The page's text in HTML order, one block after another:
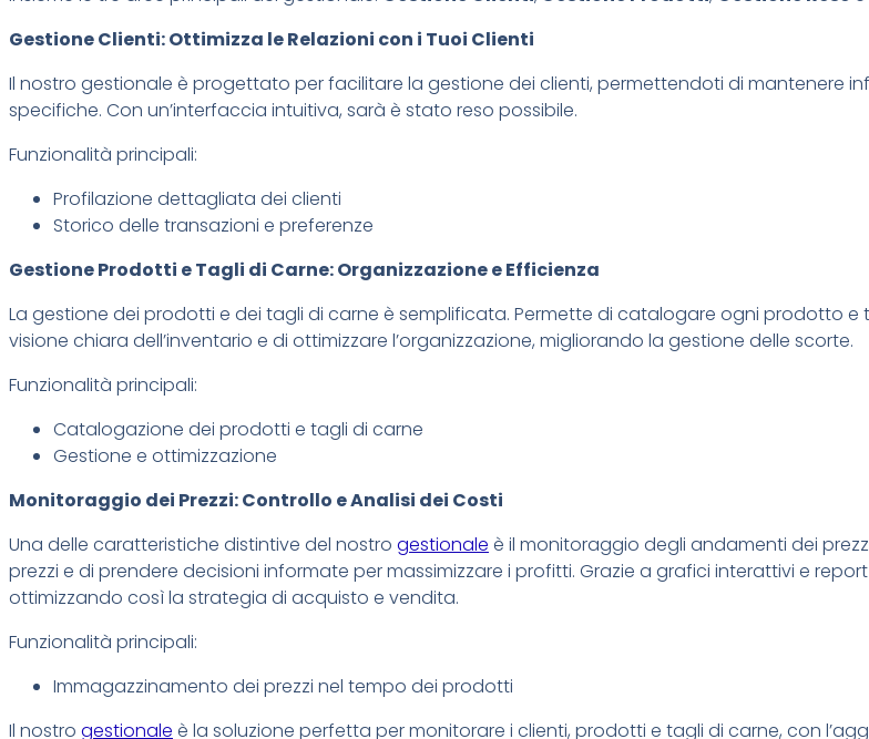
Gestione Clienti: Ottimizza le Relazioni con i Tuoi Clienti
Il nostro gestionale è progettato per facilitare la gestione dei clienti, permettendoti di mantenere
specifiche. Con un’interfaccia intuitiva, sarà è stato reso possibile.
Funzionalità principali:
Profilazione dettagliata dei clienti
Storico delle transazioni e preferenze
Gestione Prodotti e Tagli di Carne: Organizzazione e Efficienza
La gestione dei prodotti e dei tagli di carne è semplificata. Permette di catalogare ogni prodotto
visione chiara dell’inventario e di ottimizzare l’organizzazione, migliorando la gestione delle scorte.
Funzionalità principali:
Catalogazione dei prodotti e tagli di carne
Gestione e ottimizzazione
Monitoraggio dei Prezzi: Controllo e Analisi dei Costi
Una delle caratteristiche distintive del nostro gestionale è il monitoraggio degli andamenti dei
prezzi e di prendere decisioni informate per massimizzare i profitti. Grazie a grafici interattivi e
ottimizzando così la strategia di acquisto e vendita.
Funzionalità principali:
Immagazzinamento dei prezzi nel tempo dei prodotti
Il nostro gestionale è la soluzione perfetta per monitorare i clienti, prodotti e tagli di carne, con